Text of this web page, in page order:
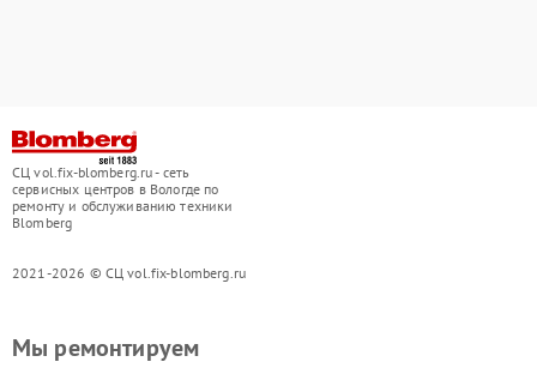
СЦ vol.fix-blomberg.ru - сеть
сервисных центров в Вологде по
ремонту и обслуживанию техники
Blomberg
2021-2026 © СЦ vol.fix-blomberg.ru
Мы ремонтируем